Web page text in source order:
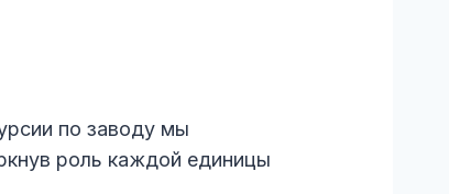
по заводу мы
роль каждой единицы